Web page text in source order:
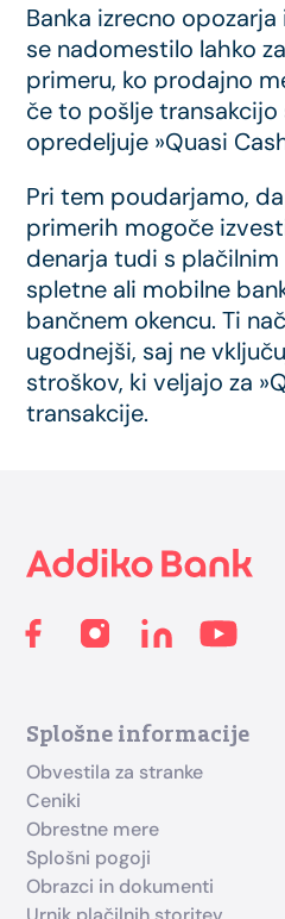
Banka izrecno
se nadomestilo lahko
primeru, ko prodajno
če to pošlje transakcijo
opredeljuje »Quasi
Pri tem poudarjamo,
primerih mogoče
denarja tudi s
spletne ali mobilne
bančnem okencu. Ti
ugodnejši, saj ne
stroškov, ki veljajo za
transakcije.
Splošne informacije
Obvestila za stranke
Ceniki
Obrestne mere
Splošni pogoji
Obrazci in dokumenti